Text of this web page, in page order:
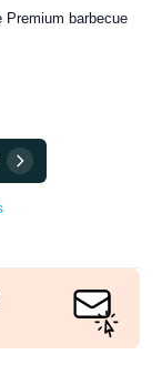
Premium barbecue